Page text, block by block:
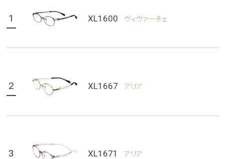
1 XL1600 ヴィヴァーチェ
2 XL1667 アリア
3 XL1671 アリア